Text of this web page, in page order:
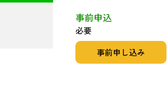
事前申込
必要
事前申し込み